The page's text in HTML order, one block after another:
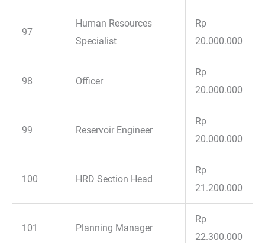
97
Human Resources
Specialist
Rp
20.000.000
98 Officer
Rp
20.000.000
99 Reservoir Engineer
Rp
20.000.000
100 HRD Section Head
Rp
21.200.000
101 Planning Manager
Rp
22.300.000